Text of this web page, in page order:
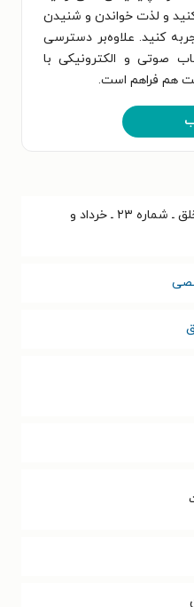
و لذت خواندن و شنیدن
کنید. علاوه‌بر دسترسی
صوتی و الکترونیکی با
هم فراهم است.
دوماهنامه خلق ـ شماره ۲۳ ـ خرداد و